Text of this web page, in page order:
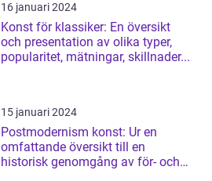
16 januari 2024
Konst för klassiker: En översikt
och presentation av olika typer,
popularitet, mätningar, skillnader...
15 januari 2024
Postmodernism konst: Ur en
omfattande översikt till en
historisk genomgång av för- och